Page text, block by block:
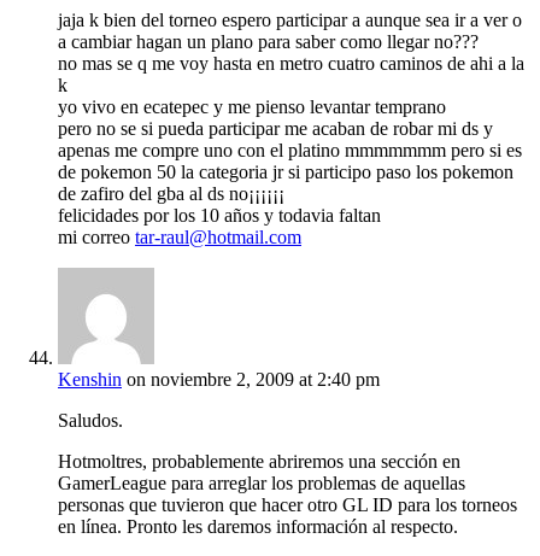
jaja k bien del torneo espero participar a aunque sea ir a ver o
a cambiar hagan un plano para saber como llegar no???
no mas se q me voy hasta en metro cuatro caminos de ahi a la
k
yo vivo en ecatepec y me pienso levantar temprano
pero no se si pueda participar me acaban de robar mi ds y
apenas me compre uno con el platino mmmmmmm pero si es
de pokemon 50 la categoria jr si participo paso los pokemon
de zafiro del gba al ds no¡¡¡¡¡¡
felicidades por los 10 años y todavia faltan
mi correo tar-raul@hotmail.com
Kenshin on noviembre 2, 2009 at 2:40 pm
Saludos.
Hotmoltres, probablemente abriremos una sección en
GamerLeague para arreglar los problemas de aquellas
personas que tuvieron que hacer otro GL ID para los torneos
en línea. Pronto les daremos información al respecto.